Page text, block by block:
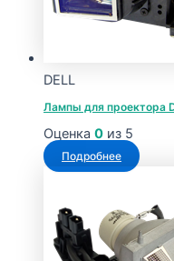
DELL
Лампы для проектора
Оценка 0 из 5
Подробнее